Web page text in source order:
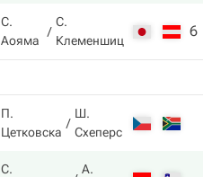
С.
Аояма
С.
Клеменшиц
6
П.
Цетковска
Ш.
Схеперс
С.
А.